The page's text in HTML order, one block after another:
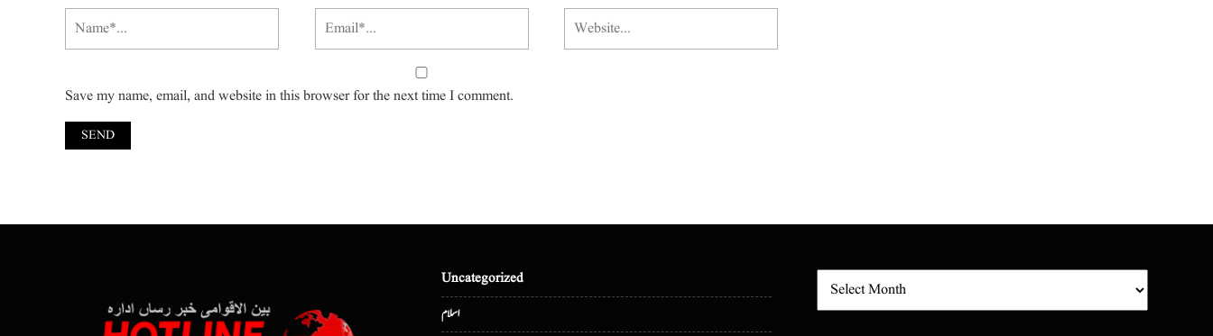
Save my name, email, and website in this browser for the next time I comment.
Uncategorized
اسلام